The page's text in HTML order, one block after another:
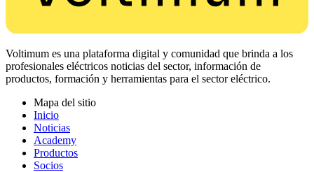
Voltimum es una plataforma digital y comunidad que brinda a los
profesionales eléctricos noticias del sector, información de
productos, formación y herramientas para el sector eléctrico.
Mapa del sitio
Inicio
Noticias
Academy
Productos
Socios